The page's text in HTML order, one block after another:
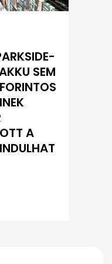
SEM
A